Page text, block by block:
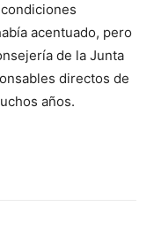
acentuado, pero
de la Junta
directos de
años.